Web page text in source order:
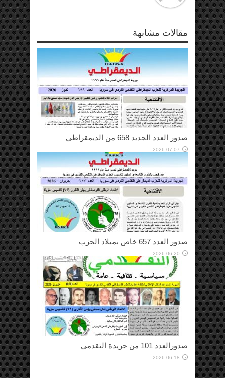
مقالات مشابهة
صدور العدد الجديد 658 من الديمقراطي
2026-07-07
صدور العدد 657 خاص بميلاد الحزب
2026-06-20
صدورالعدد 101 من جريدة التقدمي
2026-06-18